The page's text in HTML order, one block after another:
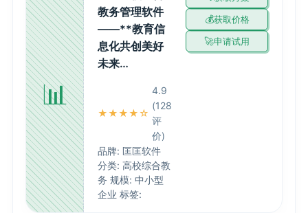
📊
教务管理软件
——**教育信
息化共创美好
未来…
★★★★☆
4.9
(128
评
价)
品牌: 匡匡软件
分类: 高校综合教
务 规模: 中小型
企业 标签:
获取价格
申请试用